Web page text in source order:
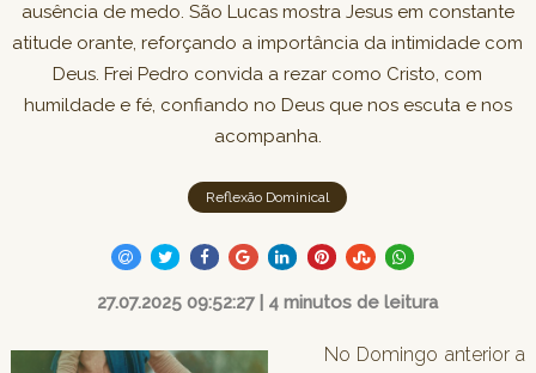
ausência de medo. São Lucas mostra Jesus em constante
atitude orante, reforçando a importância da intimidade com
Deus. Frei Pedro convida a rezar como Cristo, com
humildade e fé, confiando no Deus que nos escuta e nos
acompanha.
Reflexão Dominical
27.07.2025 09:52:27 | 4 minutos de leitura
No Domingo anterior a